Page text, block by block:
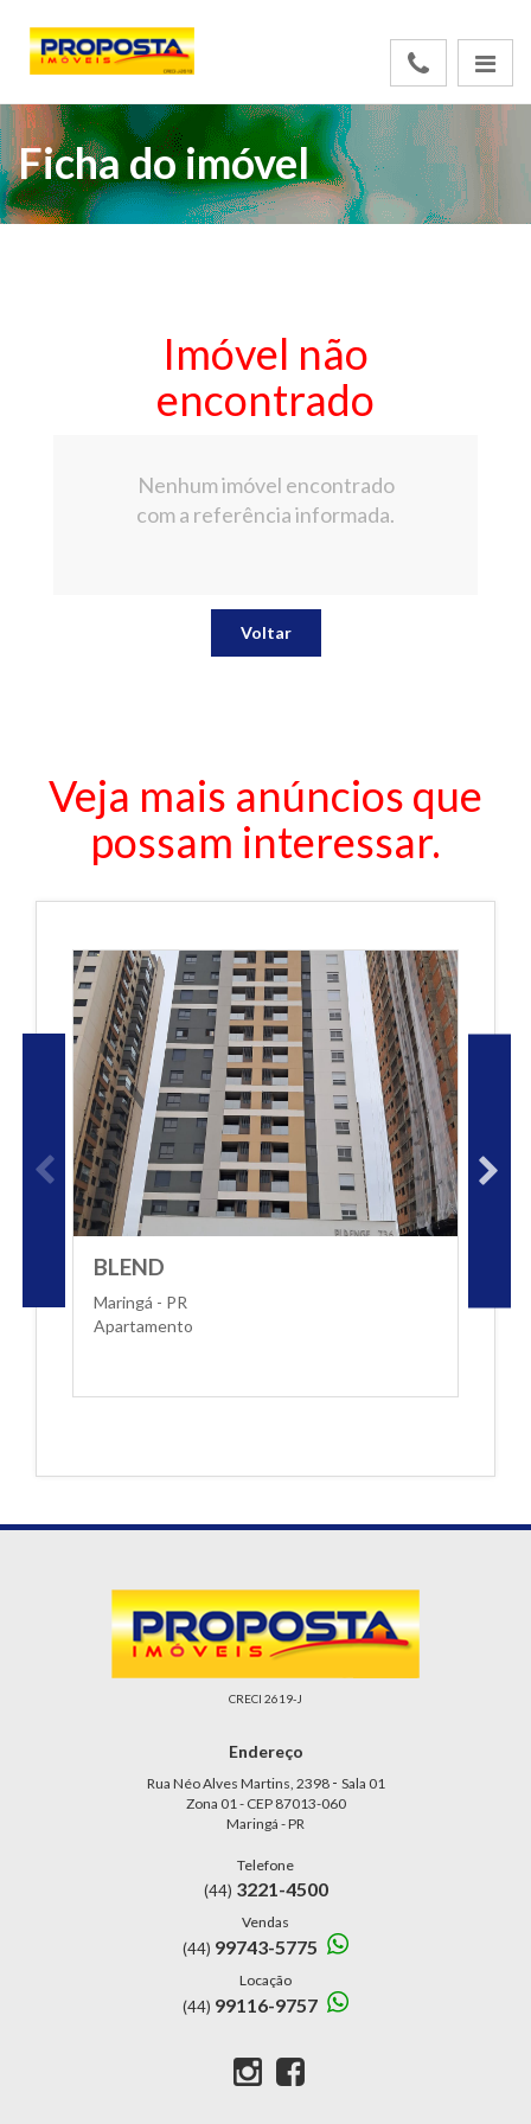
Ficha do imóvel
Imóvel não
encontrado
Nenhum imóvel encontrado
com a referência informada.
Voltar
Veja mais anúncios que
possam interessar.
BLEND
Maringá - PR
Apartamento
CRECI 2619-J
Endereço
Rua Néo Alves Martins, 2398 - Sala 01
Zona 01 - CEP 87013-060
Maringá - PR
Telefone
(44) 3221-4500
Vendas
(44) 99743-5775
Locação
(44) 99116-9757